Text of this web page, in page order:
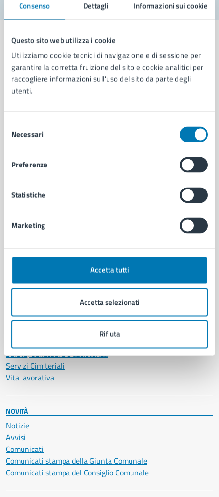
Consenso Dettagli Informazioni sui cookie
Questo sito web utilizza i cookie
Utilizziamo cookie tecnici di navigazione e di sessione per
garantire la corretta fruizione del sito e cookie analitici per
raccogliere informazioni sull'uso del sito da parte degli
utenti.
delNecessari
Preferenze
Statistiche
Marketing
Accetta tutti
Accetta selezionati
Rifiuta
Comune di Napoli
Organi di governo
Enti e fondazioni
Documenti e dati
Ambiente
Autorizzazioni
Documenti e certificati
Educazione e formazione
Giustizia e sicurezza pubblica
Salute, benessere e assistenza
Servizi Cimiteriali
Vita lavorativa
NOVITÀ
Notizie
Avvisi
Comunicati
Comunicati stampa della Giunta Comunale
Comunicati stampa del Consiglio Comunale